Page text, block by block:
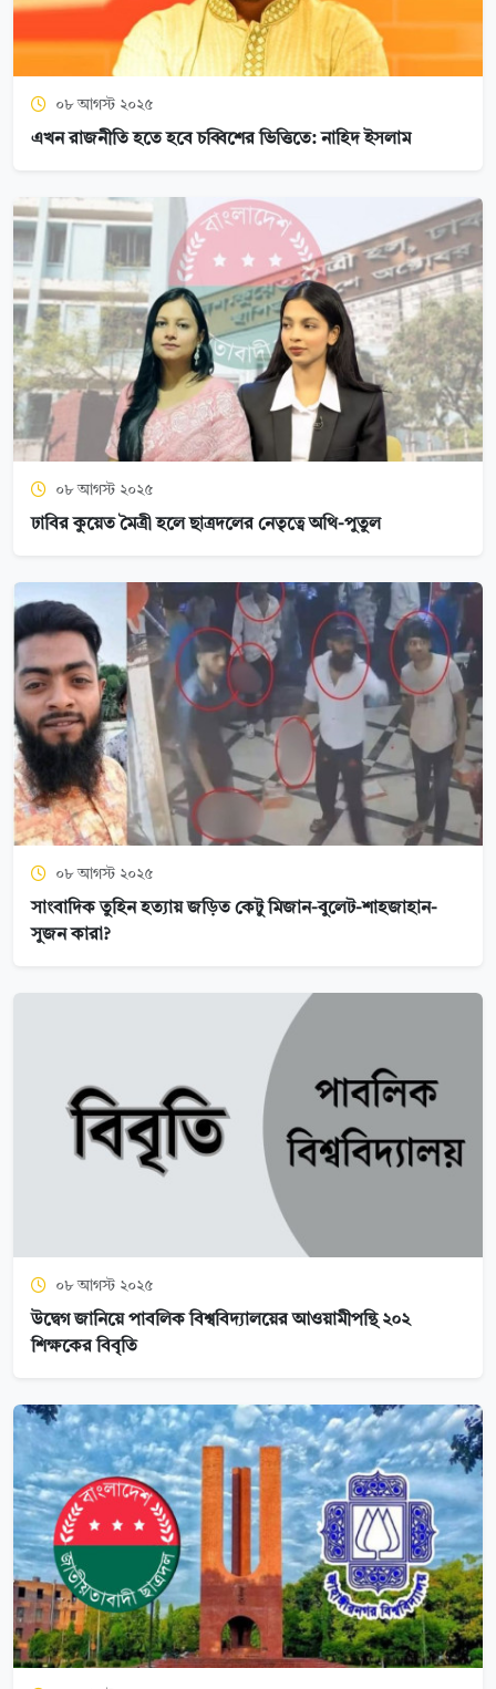
০৮ আগস্ট ২০২৫
এখন রাজনীতি হতে হবে চব্বিশের ভিত্তিতে: নাহিদ ইসলাম
০৮ আগস্ট ২০২৫
ঢাবির কুয়েত মৈত্রী হলে ছাত্রদলের নেতৃত্বে অথি-পুতুল
০৮ আগস্ট ২০২৫
সাংবাদিক তুহিন হত্যায় জড়িত কেটু মিজান-বুলেট-শাহজাহান-
সুজন কারা?
০৮ আগস্ট ২০২৫
উদ্বেগ জানিয়ে পাবলিক বিশ্ববিদ্যালয়ের আওয়ামীপন্থি ২০২
শিক্ষকের বিবৃতি